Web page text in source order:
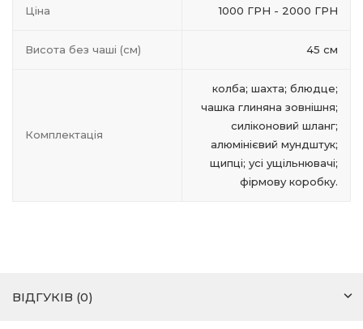
Ціна 1000 ГРН - 2000 ГРН
Висота без чаші (см) 45 см
Комплектація
колба; шахта; блюдце;
чашка глиняна зовнішня;
силіконовий шланг;
алюмінієвий мундштук;
щипці; усі ущільнювачі;
фірмову коробку.
ВІДГУКІВ (0)